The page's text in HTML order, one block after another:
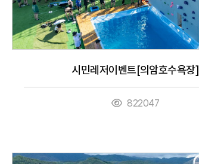
시민레저이벤트[의암호수욕장]
822047